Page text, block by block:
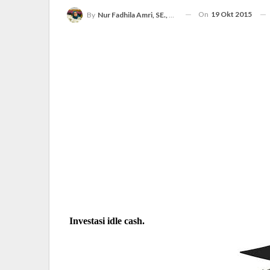
By Nur Fadhila Amri, SE., Ak., M.Si On 19 Okt 2015
Investasi idle cash.